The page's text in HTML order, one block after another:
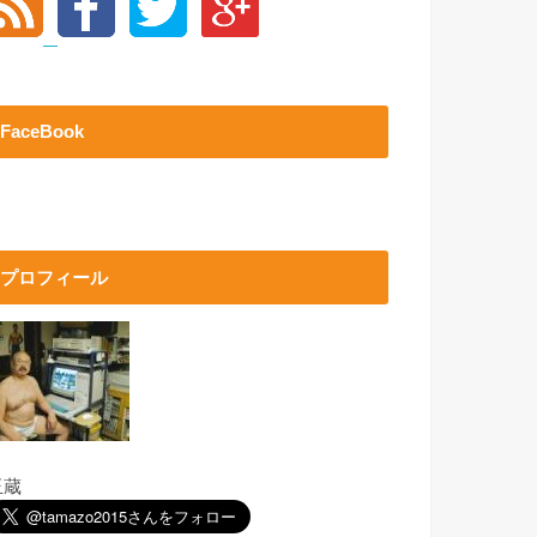
FaceBook
プロフィール
蔵